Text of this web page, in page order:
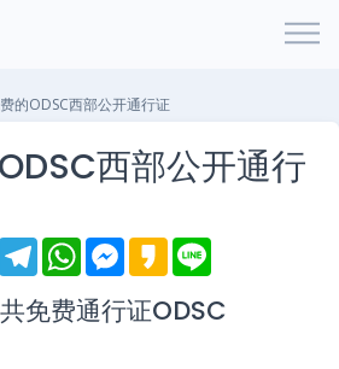
的ODSC西部公开通行证
西部公开通行
E
m
T
e
e
g
W
h
t
s
M
e
s
e
K
a
a
o
e
免费通行证ODSC